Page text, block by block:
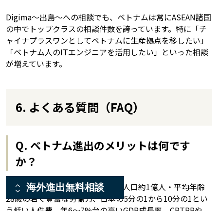
Digima〜出島〜への相談でも、ベトナムは常にASEAN諸国
の中でトップクラスの相談件数を誇っています。特に「チ
ャイナプラスワンとしてベトナムに生産拠点を移したい」
「ベトナム人のITエンジニアを活用したい」といった相談
が増えています。
6. よくある質問（FAQ）
Q. ベトナム進出のメリットは何です
か？
ベトナム進出の主なメリットは、人口約1億人・平均年齢
28歳の若く豊富な労働力、日本の5分の1から10分の1とい
海外進出無料相談